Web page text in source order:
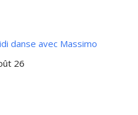
danse avec Massimo
26